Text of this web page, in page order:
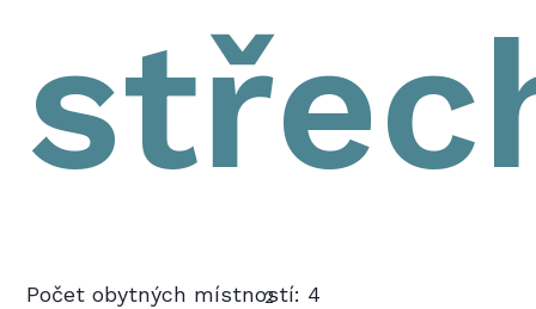
Počet obytných místností: 4
2